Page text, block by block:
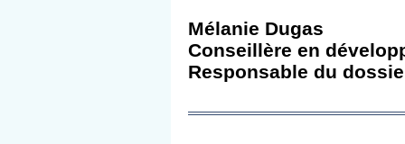
Mélanie Dugas
Conseillère en
Responsable du